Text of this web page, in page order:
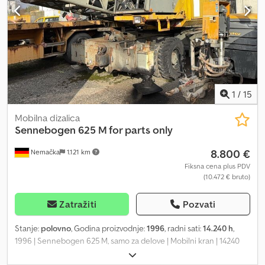
1 / 15
Nemačka 1.121 km
Mobilna dizalica
Sennebogen 625 M for parts only
8.800 €
Fiksna cena plus PDV
(10.472 € bruto)
Zatražiti Pozvati
Stanje: polovno, Godina proizvodnje:1996, radni sati:14.240 h,
1996 | Sennebogen 625 M, samo za delove | Mobilni kran | 14240
radnih sati 📍 Lokacija: Nemačka 🚛 Dostava je moguća do vaše